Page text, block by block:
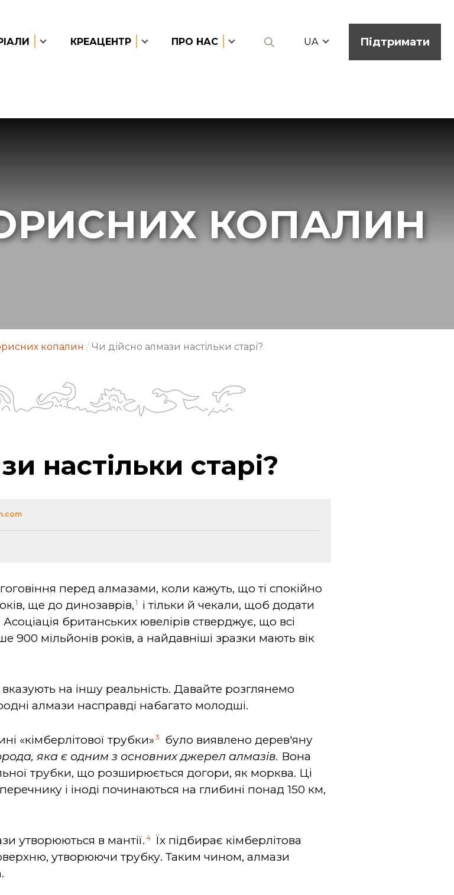
КРЕАЦЕНТР ПРО НАС UA Підтримати
КОПАЛИН
копалин / Чи дійсно алмази настільки старі?
настільки старі?
перед алмазами, коли кажуть, що ті спокійно
ще до динозаврів, 1
і тільки й чекали, щоб додати
британських ювелірів стверджує, що всі
мільйонів років, а найдавніші зразки мають вік
на іншу реальність. Давайте розглянемо
алмази насправді набагато молодші.
«кімберлітової трубки» 3
було виявлено дерев'яну
яка є одним з основних джерел алмазів. Вона
трубки, що розширюється догори, як морква. Ці
і іноді починаються на глибині понад 150 км,
утворюються в мантії. 4
Їх підбирає кімберлітова
утворюючи трубку. Таким чином, алмази